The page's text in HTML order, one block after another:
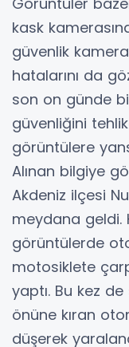
kask
güvenlik
hatalarını da
son on günde
güvenliğini
görüntülere
Alınan bilgiye
Akdeniz ilçesi
meydana geldi.
görüntülerde
motosiklete
yaptı. Bu kez
önüne kıran
düşerek